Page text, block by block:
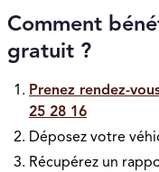
Comment
gratuit ?
Prenez rendez-
25 28 16
Déposez votre
Récupérez un